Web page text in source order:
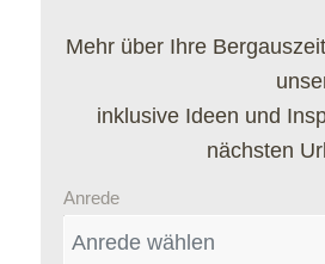
Mehr über Ihre
inklusive Ideen und
nächsten
Anrede